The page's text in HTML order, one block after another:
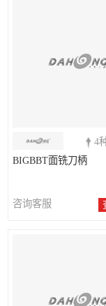
4
BIGBBT面铣刀柄
咨询客服